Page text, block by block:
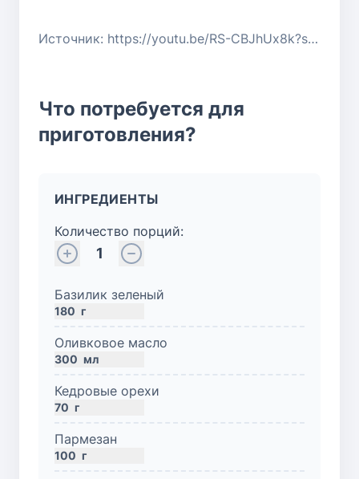
Источник: https://youtu.be/RS-CBJhUx8k?si=qfvBMygBFEq5B5oi
Что потребуется для
приготовления?
ИНГРЕДИЕНТЫ
Количество порций:
1
Базилик зеленый
180 г
Оливковое масло
300 мл
Кедровые орехи
70 г
Пармезан
100 г